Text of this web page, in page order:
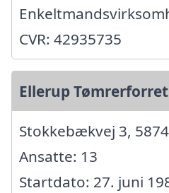
CVR: 42935735
Ellerup
Stokkebækvej 3,
Ansatte: 13
Startdato: 27. juni